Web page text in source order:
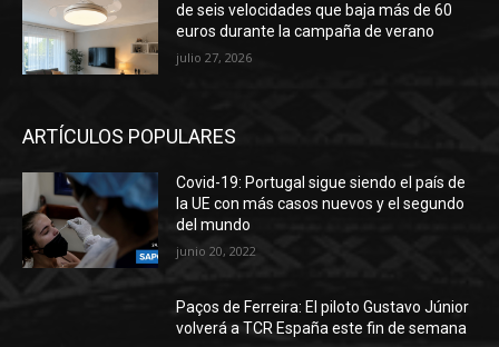
de seis velocidades que baja más de 60
euros durante la campaña de verano
julio 27, 2026
ARTÍCULOS POPULARES
Covid-19: Portugal sigue siendo el país de
la UE con más casos nuevos y el segundo
del mundo
junio 20, 2022
Paços de Ferreira: El piloto Gustavo Júnior
volverá a TCR España este fin de semana